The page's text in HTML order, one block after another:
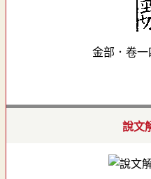
金部．卷一
說文